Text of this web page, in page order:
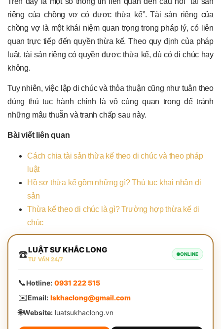
riêng của chồng vợ có được thừa kế”. Tài sản riêng của
chồng vợ là một khái niệm quan trọng trong pháp lý, có liên
quan trực tiếp đến quyền thừa kế. Theo quy định của pháp
luật, tài sản riêng có quyền được thừa kế, dù có di chúc hay
không.
Tuy nhiên, việc lập di chúc và thỏa thuận cũng như tuân theo
đúng thủ tục hành chính là vô cùng quan trọng để tránh
những mâu thuẫn và tranh chấp sau này.
Bài viết liên quan
Cách chia tài sản thừa kế theo di chúc và theo pháp
luật
Hồ sơ thừa kế gồm những gì? Thủ tục khai nhận di
sản
Thừa kế theo di chúc là gì? Trường hợp thừa kế di
chúc
☎️LUẬT SƯ KHẮC LONG
TƯ VẤN 24/7
ONLINE
📞Hotline: 0931 222 515
✉️Email: lskhaclong@gmail.com
🌐Website:luatsukhaclong.vn